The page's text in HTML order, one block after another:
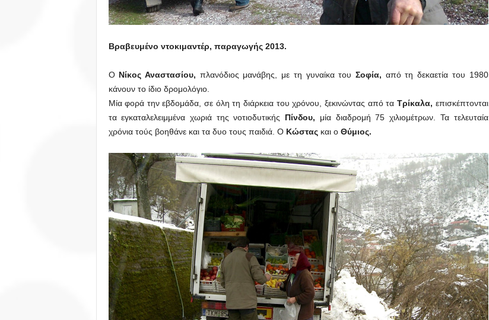
Βραβευμένο ντοκιμαντέρ, παραγωγής 2013.
Ο Νίκος Αναστασίου, πλανόδιος μανάβης, με τη γυναίκα του Σοφία, από τη δεκαετία του 1980
κάνουν το ίδιο δρομολόγιο.
Μία φορά την εβδομάδα, σε όλη τη διάρκεια του χρόνου, ξεκινώντας από τα Τρίκαλα, επισκέπτονται
τα εγκαταλελειμμένα χωριά της νοτιοδυτικής Πίνδου, μία διαδρομή 75 χιλιομέτρων. Τα τελευταία
χρόνια τούς βοηθάνε και τα δυο τους παιδιά. Ο Κώστας και οΘύμιος.